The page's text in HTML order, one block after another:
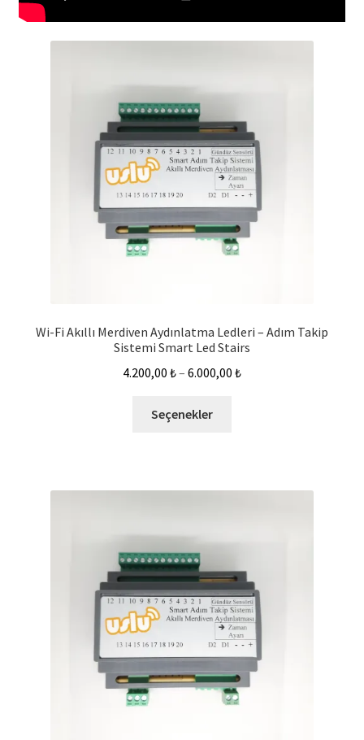
Wi-Fi Akıllı Merdiven Aydınlatma Ledleri – Adım Takip
Sistemi Smart Led Stairs
4.200,00 ₺– 6.000,00 ₺
Seçenekler